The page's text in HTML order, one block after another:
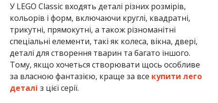
У LEGO Classic входять деталі різних розмірів,
кольорів і форм, включаючи круглі, квадратні,
трикутні, прямокутні, а також різноманітні
спеціальні елементи, такі як колеса, вікна, двері,
деталі для створення тварин та багато іншого.
Тому, якщо хочеться створювати щось особливе
за власною фантазією, краще за все купити лего
деталі з цієї серії.